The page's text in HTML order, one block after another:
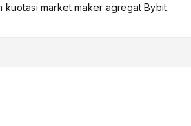
market maker agregat Bybit.